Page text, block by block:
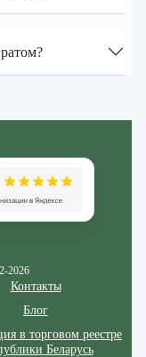
2026
Контакты
Блог
в торговом реестре
Беларусь